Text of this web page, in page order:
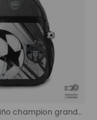
Mochila para niño champion grande gris color: gris